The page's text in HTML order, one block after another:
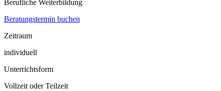
Berufliche Weiterbildung
Beratungstermin buchen
Zeitraum
individuell
Unterrichtsform
Vollzeit oder Teilzeit